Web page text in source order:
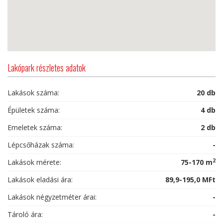
Lakópark részletes adatok
Lakások száma:
20 db
Épületek száma:
4 db
Emeletek száma:
2 db
Lépcsőházak száma:
-
Lakások mérete:
75-170 m2
Lakások eladási ára:
89,9-195,0 MFt
Lakások négyzetméter árai:
-
Tároló ára:
-